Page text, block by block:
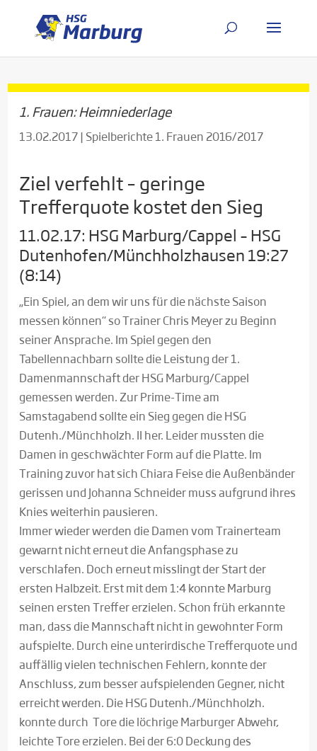
1. Frauen: Heimniederlage
13.02.2017| Spielberichte 1. Frauen 2016/2017
Ziel verfehlt – geringe
Trefferquote kostet den Sieg
11.02.17: HSG Marburg/Cappel – HSG
Dutenhofen/Münchholzhausen 19:27
(8:14)
„Ein Spiel, an dem wir uns für die nächste Saison
messen können“ so Trainer Chris Meyer zu Beginn
seiner Ansprache. Im Spiel gegen den
Tabellennachbarn sollte die Leistung der 1.
Damenmannschaft der HSG Marburg/Cappel
gemessen werden. Zur Prime-Time am
Samstagabend sollte ein Sieg gegen die HSG
Dutenh./Münchholzh. II her. Leider mussten die
Damen in geschwächter Form auf die Platte. Im
Training zuvor hat sich Chiara Feise die Außenbänder
gerissen und Johanna Schneider muss aufgrund ihres
Knies weiterhin pausieren.
Immer wieder werden die Damen vom Trainerteam
gewarnt nicht erneut die Anfangsphase zu
verschlafen. Doch erneut misslingt der Start der
ersten Halbzeit. Erst mit dem 1:4 konnte Marburg
seinen ersten Treffer erzielen. Schon früh erkannte
man, dass die Mannschaft nicht in gewohnter Form
aufspielte. Durch eine unterirdische Trefferquote und
auffällig vielen technischen Fehlern, konnte der
Anschluss, zum besser aufspielenden Gegner, nicht
erreicht werden. Die HSG Dutenh./Münchholzh.
konnte durch Tore die löchrige Marburger Abwehr,
leichte Tore erzielen. Bei der 6:0 Deckung des